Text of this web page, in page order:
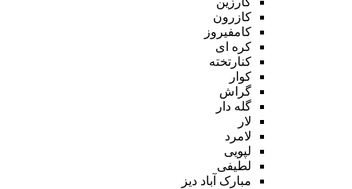
کازرون
کامفیروز
کره ای
کنارتخته
کوار
گراش
گله دار
لار
لامرد
لپویی
لطیفی
مبارک آباد دیز